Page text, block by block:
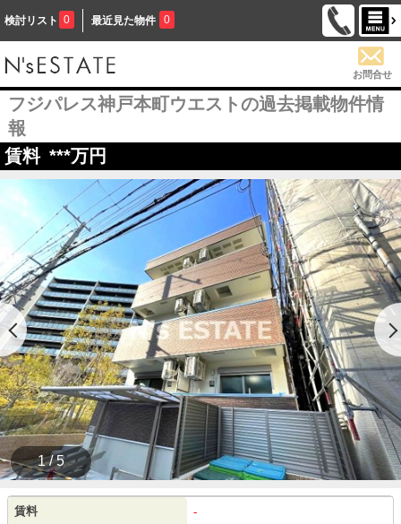
検討リスト 0 最近見た物件 0
お問合せ
フジパレス神戸本町ウエストの過去掲載物件情
報
賃料 ***万円
1 / 5
賃料 -